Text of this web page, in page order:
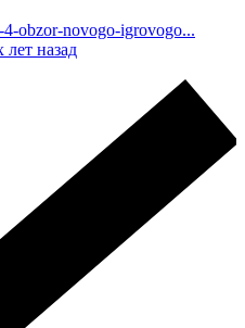
4-obzor-novogo-igrovogo...
лет назад